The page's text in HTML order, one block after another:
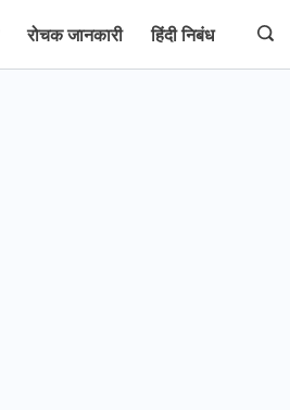
रोचक जानकारी हिंदी निबंध